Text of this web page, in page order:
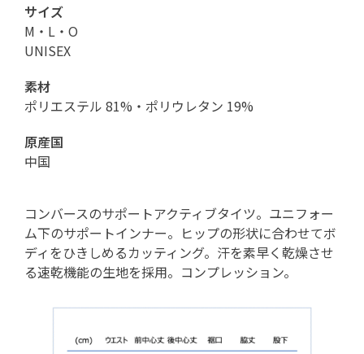
サイズ
M・L・O
UNISEX
素材
ポリエステル 81%・ポリウレタン 19%
原産国
中国
コンバースのサポートアクティブタイツ。ユニフォー
ム下のサポートインナー。ヒップの形状に合わせてボ
ディをひきしめるカッティング。汗を素早く乾燥させ
る速乾機能の生地を採用。コンプレッション。